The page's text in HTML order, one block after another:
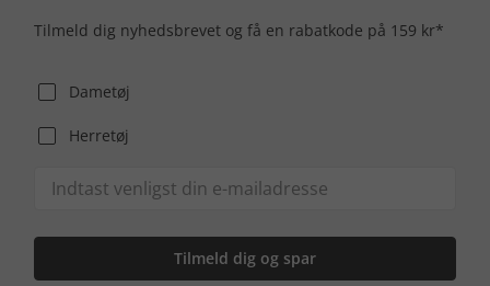
Tilmeld dig nyhedsbrevet og få en rabatkode på 159 kr*
Dametøj
Herretøj
Tilmeld dig og spar